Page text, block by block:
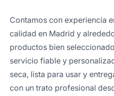
Contamos con experiencia
calidad en Madrid y
productos bien
servicio fiable y
seca, lista para usar y
con un trato profesional